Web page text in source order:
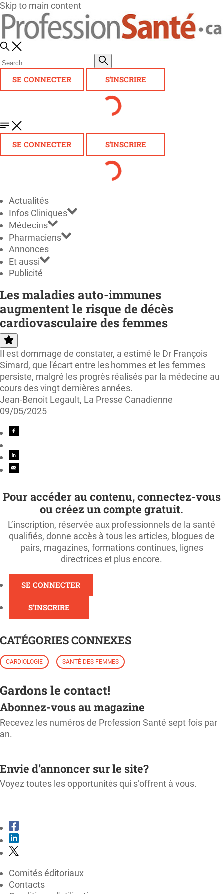
Skip to main content
SE CONNECTER S'INSCRIRE
SE CONNECTER S'INSCRIRE
Actualités
Infos Cliniques
Médecins
Pharmaciens
Annonces
Et aussi
Publicité
Les maladies auto-immunes
augmentent le risque de décès
cardiovasculaire des femmes
Il est dommage de constater, a estimé le Dr François
Simard, que l'écart entre les hommes et les femmes
persiste, malgré les progrès réalisés par la médecine au
cours des vingt dernières années.
Jean-Benoit Legault, La Presse Canadienne
09/05/2025
Pour accéder au contenu, connectez-vous
ou créez un compte gratuit.
L’inscription, réservée aux professionnels de la santé
qualifiés, donne accès à tous les articles, blogues de
pairs, magazines, formations continues, lignes
directrices et plus encore.
SE CONNECTER
S'INSCRIRE
CATÉGORIES CONNEXES
CARDIOLOGIE SANTÉ DES FEMMES
Gardons le contact!
Abonnez-vous au magazine
Recevez les numéros de Profession Santé sept fois par
an.
Envie d’annoncer sur le site?
Voyez toutes les opportunités qui s’offrent à vous.
Comités éditoriaux
Contacts